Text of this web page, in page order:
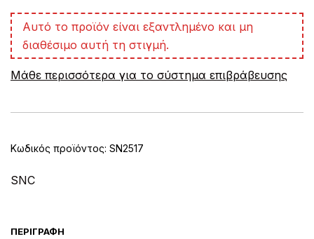
Αυτό το προϊόν είναι εξαντλημένο και μη
διαθέσιμο αυτή τη στιγμή.
Μάθε περισσότερα για το σύστημα επιβράβευσης
Κωδικός προϊόντος: SN2517
SNC
ΠΕΡΙΓΡΑΦΉ